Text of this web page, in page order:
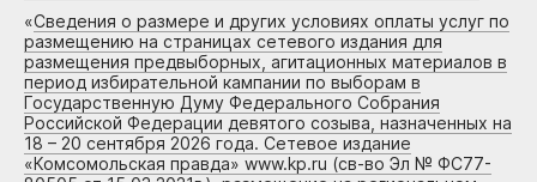
«Сведения о размере и других условиях оплаты услуг по
размещению на страницах сетевого издания для
размещения предвыборных, агитационных материалов в
период избирательной кампании по выборам в
Государственную Думу Федерального Собрания
Российской Федерации девятого созыва, назначенных на
18 – 20 сентября 2026 года. Сетевое издание
«Комсомольская правда» www.kp.ru (св-во Эл № ФС77-